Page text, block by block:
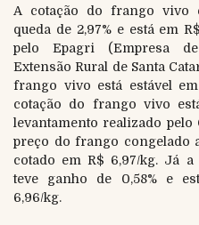
A cotação do frango vivo
queda de 2,97% e está em
pelo Epagri (Empresa
Extensão Rural de Santa
frango vivo está estável em
cotação do frango vivo
levantamento realizado pelo
preço do frango congelado
cotado em R$ 6,97/kg. Já
teve ganho de 0,58% e
6,96/kg.